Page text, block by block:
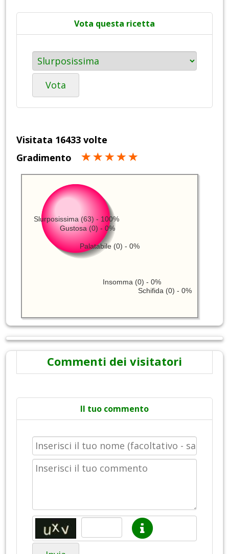
Vota questa ricetta
Vota
Visitata 16433 volte
Gradimento
Slurposissima (63) - 100%
Schifida (0) - 0%
Insomma (0) - 0%
Palatabile (0) - 0%
Gustosa (0) - 0%
Commenti dei visitatori
Il tuo commento